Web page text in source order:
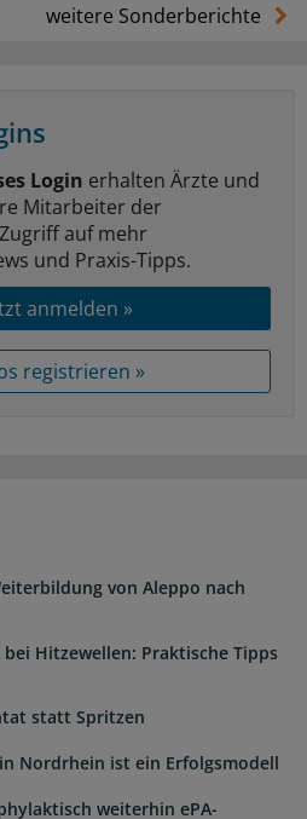
weitere Sonderberichte
Login erhalten Ärzte und
Mitarbeiter der
auf mehr
und Praxis-Tipps.
anmelden »
registrieren »
von Aleppo nach
Hitzewellen: Praktische Tipps
statt Spritzen
Nordrhein ist ein Erfolgsmodell
weiterhin ePA-